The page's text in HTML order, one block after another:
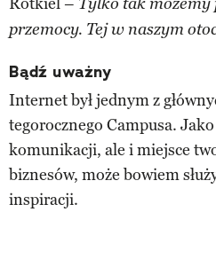
Tylko tak możemy
przemocy. Tej w naszym
Bądź uważny
Internet był jednym z
tegorocznego Campusa.
komunikacji, ale i miejsce
biznesów, może bowiem
inspiracji.